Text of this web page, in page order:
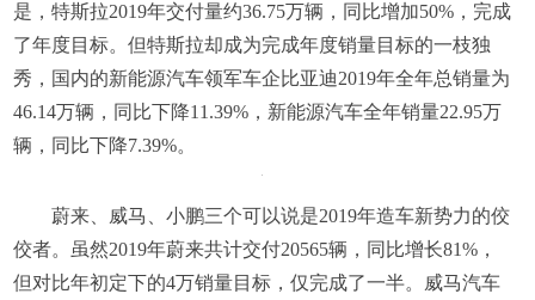
是，特斯拉2019年交付量约36.75万辆，同比增加50%，完成
了年度目标。但特斯拉却成为完成年度销量目标的一枝独
秀，国内的新能源汽车领军车企比亚迪2019年全年总销量为
46.14万辆，同比下降11.39%，新能源汽车全年销量22.95万
辆，同比下降7.39%。
蔚来、威马、小鹏三个可以说是2019年造车新势力的佼
佼者。虽然2019年蔚来共计交付20565辆，同比增长81%，
但对比年初定下的4万销量目标，仅完成了一半。威马汽车